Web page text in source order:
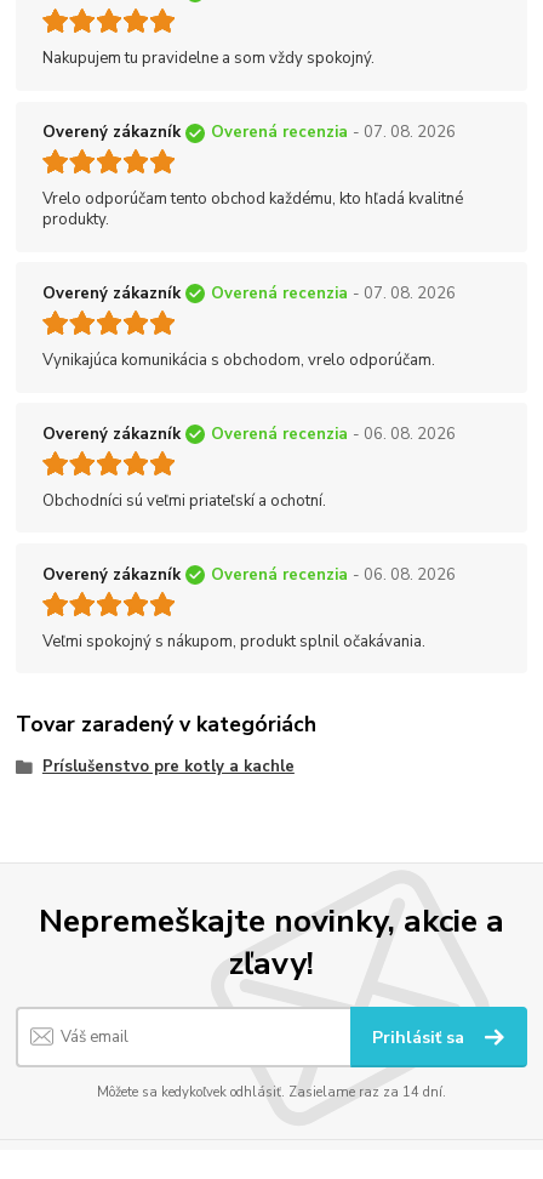
Nakupujem tu pravidelne a som vždy spokojný.
Overený zákazník Overená recenzia - 07. 08. 2026
Vrelo odporúčam tento obchod každému, kto hľadá kvalitné
produkty.
Overený zákazník Overená recenzia - 07. 08. 2026
Vynikajúca komunikácia s obchodom, vrelo odporúčam.
Overený zákazník Overená recenzia - 06. 08. 2026
Obchodníci sú veľmi priateľskí a ochotní.
Overený zákazník Overená recenzia - 06. 08. 2026
Veľmi spokojný s nákupom, produkt splnil očakávania.
Tovar zaradený v kategóriách
Príslušenstvo pre kotly a kachle
Nepremeškajte novinky, akcie a
zľavy!
Prihlásiť sa
Môžete sa kedykoľvek odhlásiť. Zasielame raz za 14 dní.